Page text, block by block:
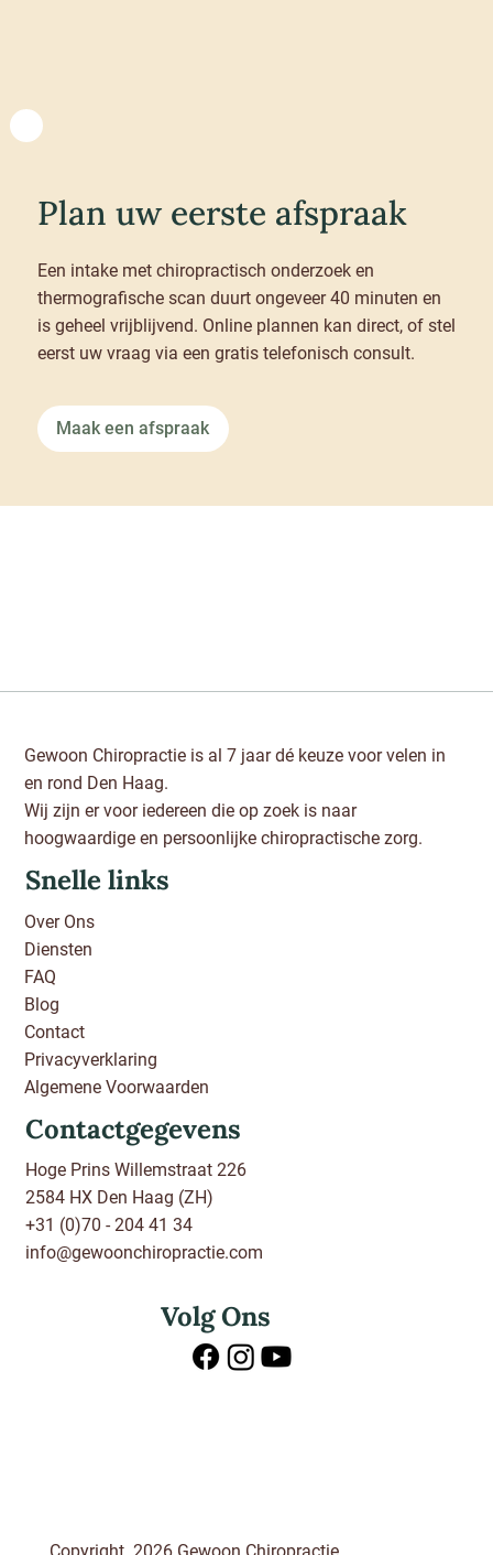
Plan uw eerste afspraak
Een intake met chiropractisch onderzoek en
thermografische scan duurt ongeveer 40 minuten en
is geheel vrijblijvend. Online plannen kan direct, of stel
eerst uw vraag via een gratis telefonisch consult.
Maak een afspraak
Snelle links
Contactgegevens
Over Ons
Diensten
FAQ
Blog
Contact
Privacyverklaring
Algemene Voorwaarden
Gewoon Chiropractie is al 7 jaar dé keuze voor velen in
en rond Den Haag.
Wij zijn er voor iedereen die op zoek is naar
hoogwaardige en persoonlijke chiropractische zorg.
Hoge Prins Willemstraat 226
2584 HX Den Haag (ZH)
+31 (0)70 - 204 41 34
info@gewoonchiropractie.com
Volg Ons